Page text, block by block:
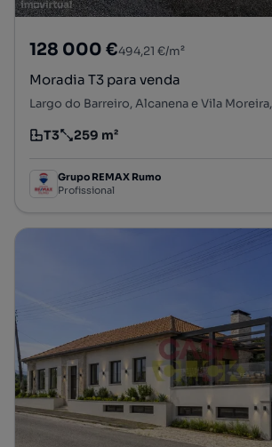
128 000 €494,21 €/m²
Moradia T3 para venda
Tipologia
T3
Preço por metro quadrado
259 m²
Grupo REMAX Rumo
Profissional